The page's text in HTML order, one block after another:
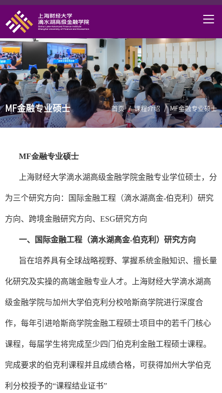
首页
学院概况
课程项目
师资力量
学术研究
研究中心
职业发展
DAFI招聘
信息服务
院长邮箱
地址：上海市浦东新区海基六路99号创新魔坊三期2号楼
邮箱：dafi@sufe.edu.cn
首页 / 课程介绍 / MF金融专业硕士
MF金融专业硕士
MF金融专业硕士
上海财经大学滴水湖高级金融学院金融专业学位硕士，分
为三个研究方向：国际金融工程（滴水湖高金-伯克利）研究
方向、跨境金融研究方向、 ESG研究方向
一、国际金融工程（滴水湖高金-伯克利）研究方向
旨在培养具有全球战略视野、掌握系统金融知识、擅长量
化研究及实操的高端金融专业人才。上海财经大学滴水湖高
级金融学院与加州大学伯克利分校哈斯商学院进行深度合
作，每年引进哈斯商学院金融工程硕士项目中的若千门核心
课程，每届学生将完成至少四门伯克利金融工程硕士课程。
完成要求的伯克利课程并且成绩合格，可获得加州大学伯克
利分校授予的“课程结业证书”